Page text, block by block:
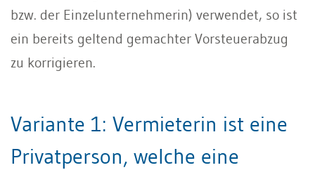
bzw. der Einzelunternehmerin) verwendet, so ist
ein bereits geltend gemachter Vorsteuerabzug
zu korrigieren.
Variante 1: Vermieterin ist eine
Privatperson, welche eine